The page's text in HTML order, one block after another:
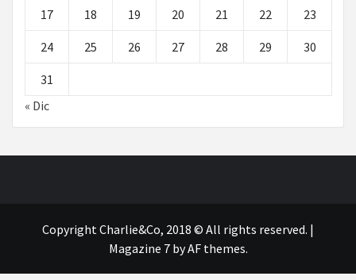
17 18 19 20 21 22 23
24 25 26 27 28 29 30
31
« Dic
Copyright Charlie&Co, 2018 © All rights reserved. |
Magazine 7by AF themes.